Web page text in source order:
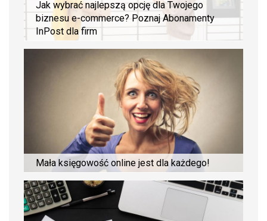
Jak wybrać najlepszą opcję dla Twojego
biznesu e-commerce? Poznaj Abonamenty
InPost dla firm
Mała księgowość online jest dla każdego!